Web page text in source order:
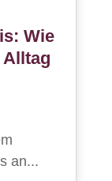
Wie
Alltag
an...